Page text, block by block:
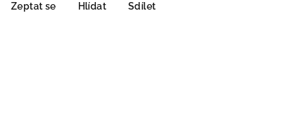
Zeptat se Hlídat Sdílet